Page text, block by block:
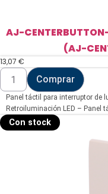
AJ-
(AJ-
13,07 €
AJ-
CENTERBUTTON-
2G-
Ajax
Smart
Home
Comprar
Panel táctil para interruptor de
Retroiluminación LED – Panel
Con stock